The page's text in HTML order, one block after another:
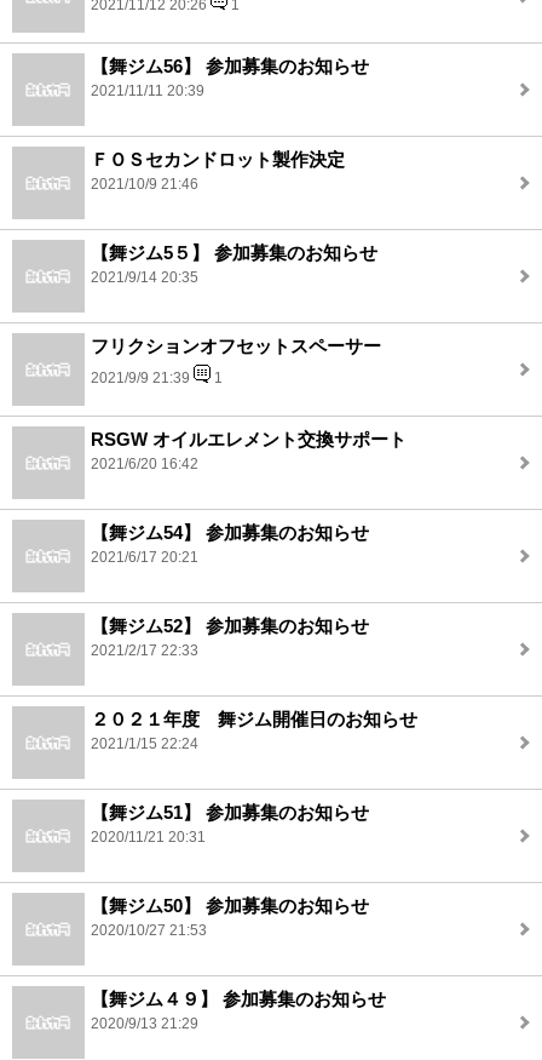
2021/11/12 20:26 1
【舞ジム56】 参加募集のお知らせ
2021/11/11 20:39
ＦＯＳセカンドロット製作決定
2021/10/9 21:46
【舞ジム5５】 参加募集のお知らせ
2021/9/14 20:35
フリクションオフセットスペーサー
2021/9/9 21:39 1
RSGW オイルエレメント交換サポート
2021/6/20 16:42
【舞ジム54】 参加募集のお知らせ
2021/6/17 20:21
【舞ジム52】 参加募集のお知らせ
2021/2/17 22:33
２０２１年度 舞ジム開催日のお知らせ
2021/1/15 22:24
【舞ジム51】 参加募集のお知らせ
2020/11/21 20:31
【舞ジム50】 参加募集のお知らせ
2020/10/27 21:53
【舞ジム４９】 参加募集のお知らせ
2020/9/13 21:29